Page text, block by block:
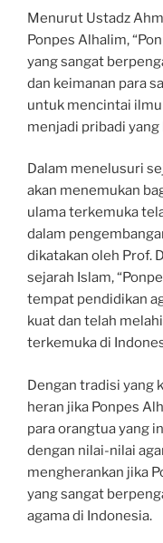
Menurut Ustadz
Ponpes Alhalim,
yang sangat
dan keimanan para
untuk mencintai
menjadi pribadi yang
Dalam menelusuri
akan menemukan
ulama terkemuka
dalam
dikatakan oleh Prof.
sejarah Islam,
tempat pendidikan
kuat dan telah
terkemuka di
Dengan tradisi yang
heran jika Ponpes
para orangtua yang
dengan nilai-nilai
mengherankan jika
yang sangat
agama di Indonesia.